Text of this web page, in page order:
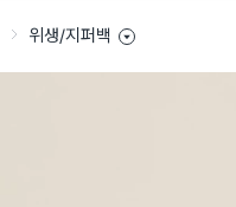
위생/지퍼백